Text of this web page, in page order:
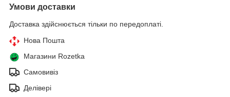
Умови доставки
Доставка здійснюється тільки по передоплаті.
Нова Пошта
Магазини Rozetka
Самовивіз
Делівері